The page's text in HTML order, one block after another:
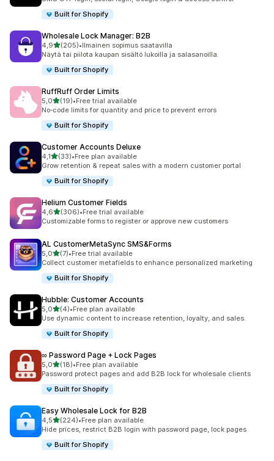
Built for Shopify
Wholesale Lock Manager: B2B
4,9/ 5 tähteä
(205)
205 arvostelua yhteensä
•Ilmainen sopimus saatavilla
Näytä tai piilota kaupan sisältö lukoilla ja salasanoilla.
Built for Shopify
RuffRuff Order Limits
5,0/ 5 tähteä
(19)
19 arvostelua yhteensä
•Free trial available
No‑code limits for quantity and price to prevent errors
Built for Shopify
Customer Accounts Deluxe
4,1/ 5 tähteä
(33)
33 arvostelua yhteensä
•Free plan available
Grow retention & repeat sales with a modern customer portal
Built for Shopify
Helium Customer Fields
4,6/ 5 tähteä
(306)
306 arvostelua yhteensä
•Free trial available
Customizable forms to register or approve new customers
AL CustomerMetaSync SMS&Forms
5,0/ 5 tähteä
(7)
7 arvostelua yhteensä
•Free trial available
Collect customer metafields to enhance personalized marketing
Built for Shopify
Hubble: Customer Accounts
5,0/ 5 tähteä
(4)
4 arvostelua yhteensä
•Free plan available
Use dynamic content to increase retention, loyalty, and sales.
Built for Shopify
∞ Password Page + Lock Pages
5,0/ 5 tähteä
(18)
18 arvostelua yhteensä
•Free plan available
Password protect pages and add B2B lock for wholesale clients
Built for Shopify
Easy Wholesale Lock for B2B
4,5/ 5 tähteä
(224)
224 arvostelua yhteensä
•Free plan available
Hide prices, restrict B2B login with password page, lock pages
Built for Shopify